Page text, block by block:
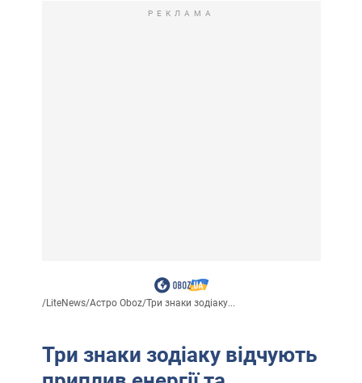
РЕКЛАМА
/LiteNews/Астро Oboz/Три знаки зодіаку...
Три знаки зодіаку відчують